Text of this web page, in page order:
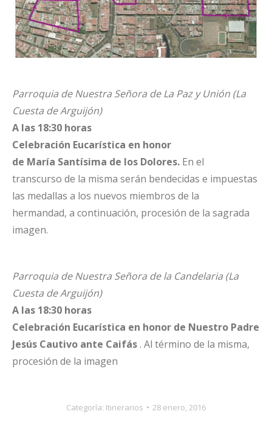
Parroquia de Nuestra Señora de La Paz y Unión (La
Cuesta de Arguijón)
A las 18:30 horas
Celebración Eucarística en honor
de María Santísima de los Dolores. En el
transcurso de la misma serán bendecidas e impuestas
las medallas a los nuevos miembros de la
hermandad, a continuación, procesión de la sagrada
imagen.
Parroquia de Nuestra Señora de la Candelaria (La
Cuesta de Arguijón)
A las 18:30 horas
Celebración Eucarística en honor de Nuestro Padre
Jesús Cautivo ante Caifás. Al término de la misma,
procesión de la imagen
Categoría: Itinerarios 28 enero, 2016